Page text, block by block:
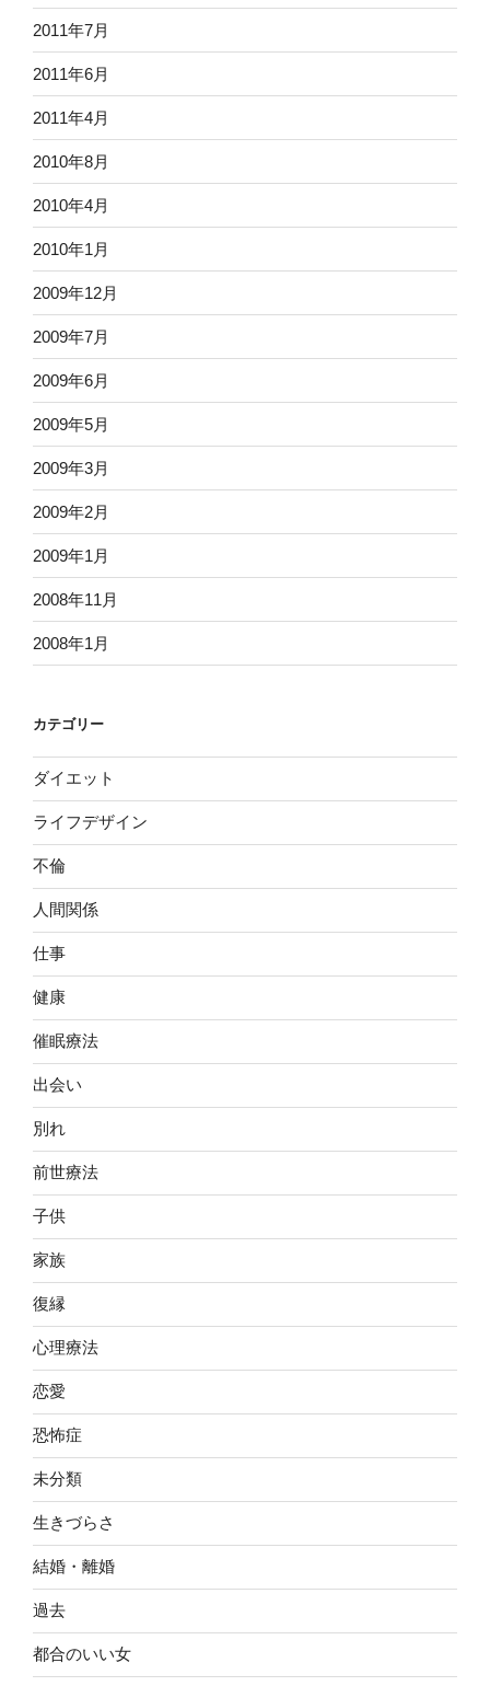
2011年7月
2011年6月
2011年4月
2010年8月
2010年4月
2010年1月
2009年12月
2009年7月
2009年6月
2009年5月
2009年3月
2009年2月
2009年1月
2008年11月
2008年1月
カテゴリー
ダイエット
ライフデザイン
不倫
人間関係
仕事
健康
催眠療法
出会い
別れ
前世療法
子供
家族
復縁
心理療法
恋愛
恐怖症
未分類
生きづらさ
結婚・離婚
過去
都合のいい女